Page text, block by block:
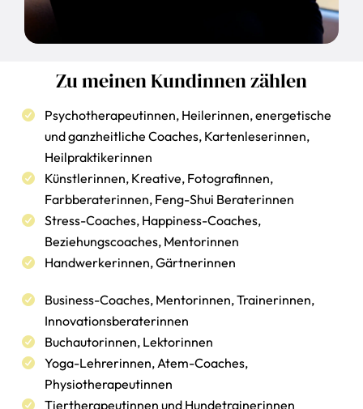
Zu meinen Kundinnen zählen
Psychotherapeutinnen, Heilerinnen, energetische
und ganzheitliche Coaches, Kartenleserinnen,
Heilpraktikerinnen
Künstlerinnen, Kreative, Fotografinnen,
Farbberaterinnen, Feng-Shui Beraterinnen
Stress-Coaches, Happiness-Coaches,
Beziehungscoaches, Mentorinnen
Handwerkerinnen, Gärtnerinnen
Business-Coaches, Mentorinnen, Trainerinnen,
Innovationsberaterinnen
Buchautorinnen, Lektorinnen
Yoga-Lehrerinnen, Atem-Coaches,
Physiotherapeutinnen
Tiertherapeutinnen und Hundetrainerinnen